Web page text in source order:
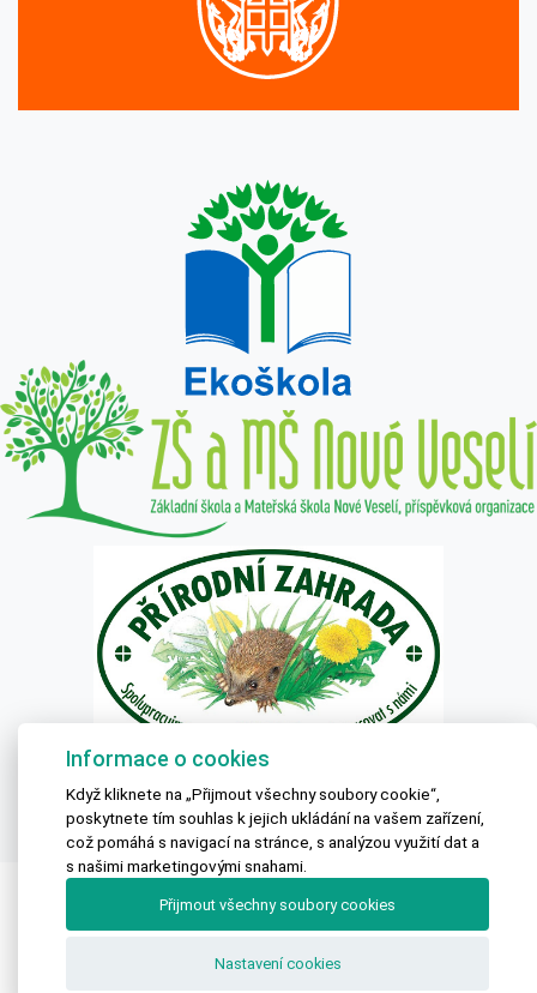
Textová verze|Mapa stránek
ZŠ a MŠ Nové Veselí 2020 © All Rights Reserved, Created by
CLAVERA s.r.o.
Informace o cookies
Když kliknete na „Přijmout všechny soubory cookie“,
poskytnete tím souhlas k jejich ukládání na vašem zařízení,
což pomáhá s navigací na stránce, s analýzou využití dat a
s našimi marketingovými snahami.
Přijmout všechny soubory cookies
Nastavení cookies